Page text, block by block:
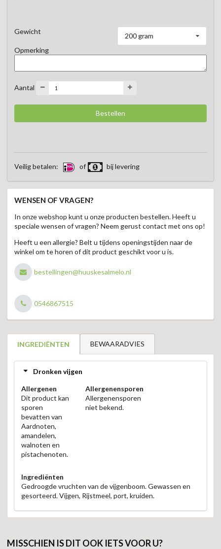
Gewicht
200 gram
Opmerking
Aantal
Veilig betalen: of bij levering
WENSEN OF VRAGEN?
In onze webshop kunt u onze producten bestellen. Heeft u
speciale wensen of vragen? Neem gerust contact met ons op!
Heeft u een allergie? Belt u tijdens openingstijden naar de
winkel om te horen of dit product geschikt voor u is.
bestellingen@huuskesalmelo.nl
0546867515
INGREDIËNTEN BEWAARADVIES
Dronken vijgen
Allergenen
Dit product kan
sporen
bevatten van
Aardnoten,
amandelen,
walnoten en
pistachenoten.
Allergenensporen
Allergenensporen
niet bekend.
Ingrediënten
Gedroogde vruchten van de vijgenboom. Gewassen en
gesorteerd. Vijgen, Rijstmeel, port, kruiden.
MISSCHIEN IS DIT OOK IETS VOOR U?